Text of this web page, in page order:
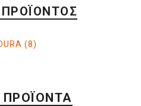
ΠΡΟΪΌΝΤΟΣ
(8)
ΠΡΟΪΌΝΤΑ